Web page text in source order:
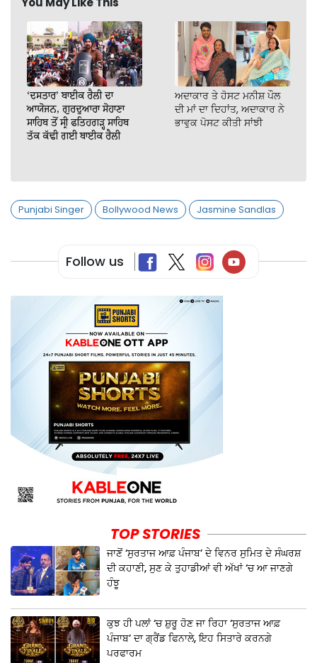
‘ਦਸਤਾਰ’ ਬਾਈਕ ਰੈਲੀ ਦਾ
ਆਯੋਜਨ, ਗੁਰਦੁਆਰਾ ਸੋਹਾਣਾ
ਸਾਹਿਬ ਤੋਂ ਸ੍ਰੀ ਫਤਿਹਗੜ੍ਹ ਸਾਹਿਬ
ਤੱਕ ਕੱਢੀ ਗਈ ਬਾਈਕ ਰੈਲੀ
ਅਦਾਕਾਰ ਤੇ ਹੋਸਟ ਮਨੀਸ਼ ਪੌਲ
ਦੀ ਮਾਂ ਦਾ ਦਿਹਾਂਤ, ਅਦਾਕਾਰ ਨੇ
ਭਾਵੁਕ ਪੋਸਟ ਕੀਤੀ ਸਾਂਝੀ
Punjabi Singer Bollywood News Jasmine Sandlas
Follow us
TOP STORIES
ਜਾਣੋਂ ‘ਸੁਰਤਾਜ ਆਫ਼ ਪੰਜਾਬ’ ਦੇ ਵਿਨਰ ਸੁਮਿਤ ਦੇ ਸੰਘਰਸ਼
ਦੀ ਕਹਾਣੀ, ਸੁਣ ਕੇ ਤੁਹਾਡੀਆਂ ਵੀ ਅੱਖਾਂ ‘ਚ ਆ ਜਾਣਗੇ
ਹੰਝੂ
ਕੁਝ ਹੀ ਪਲਾਂ ‘ਚ ਸ਼ੁਰੂ ਹੋਣ ਜਾ ਰਿਹਾ ‘ਸੁਰਤਾਜ ਆਫ਼
ਪੰਜਾਬ’ ਦਾ ਗ੍ਰੈਂਡ ਫਿਨਾਲੇ, ਇਹ ਸਿਤਾਰੇ ਕਰਨਗੇ
ਪਰਫਾਰਮ